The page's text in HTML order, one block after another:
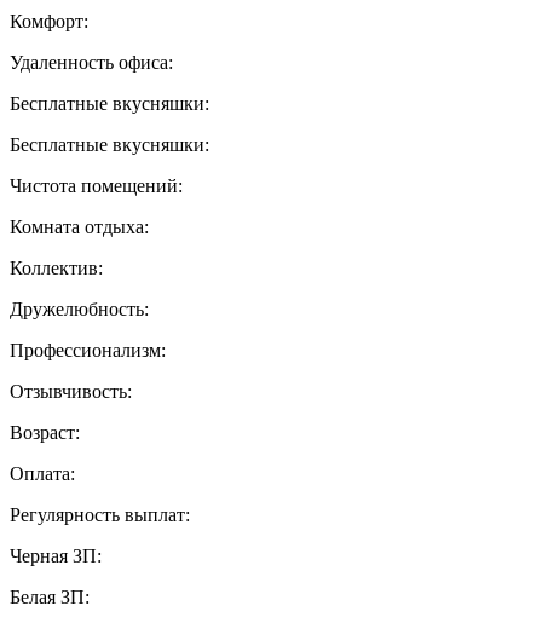
Комфорт:
Удаленность офиса:
Бесплатные вкусняшки:
Бесплатные вкусняшки:
Чистота помещений:
Комната отдыха:
Коллектив:
Дружелюбность:
Профессионализм:
Отзывчивость:
Возраст:
Оплата:
Регулярность выплат:
Черная ЗП:
Белая ЗП: